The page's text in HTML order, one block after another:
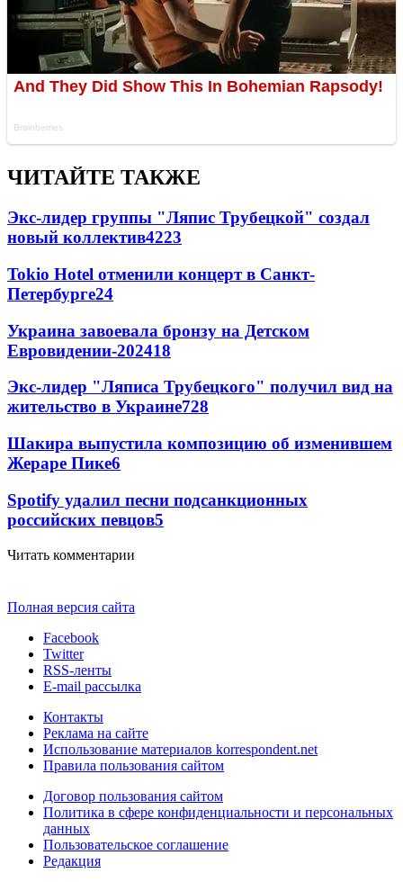
ЧИТАЙТЕ ТАКЖЕ
Экс-лидер группы "Ляпис Трубецкой" создал
новый коллектив4223
Tokio Hotel отменили концерт в Санкт-
Петербурге24
Украина завоевала бронзу на Детском
Евровидении-202418
Экс-лидер "Ляписа Трубецкого" получил вид на
жительство в Украине728
Шакира выпустила композицию об изменившем
Жераре Пике6
Spotify удалил песни подсанкционных
российских певцов5
Читать комментарии
Полная версия сайта
Facebook
Twitter
RSS-ленты
E-mail рассылка
Контакты
Реклама на сайте
Использование материалов korrespondent.net
Правила пользования сайтом
Договор пользования сайтом
Политика в сфере конфиденциальности и персональных
данных
Пользовательское соглашение
Редакция